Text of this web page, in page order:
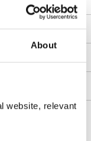
About
website, relevant
i sin samtid, og
80 år. I 2021